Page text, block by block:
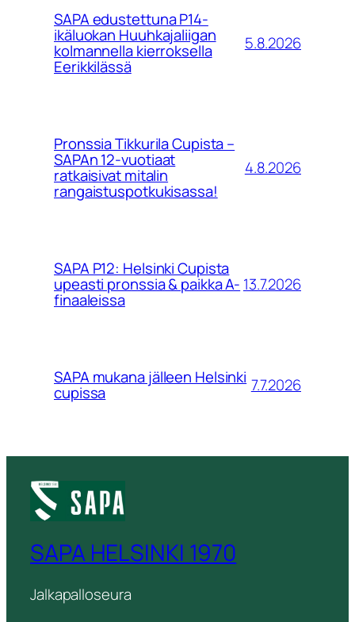
SAPA edustettuna P14-
ikäluokan Huuhkajaliigan
kolmannella kierroksella
Eerikkilässä
5.8.2026
Pronssia Tikkurila Cupista –
SAPAn 12-vuotiaat
ratkaisivat mitalin
rangaistuspotkukisassa!
4.8.2026
SAPA P12: Helsinki Cupista
upeasti pronssia & paikka A-
finaaleissa
13.7.2026
SAPA mukana jälleen Helsinki
cupissa 7.7.2026
SAPA HELSINKI 1970
Jalkapalloseura